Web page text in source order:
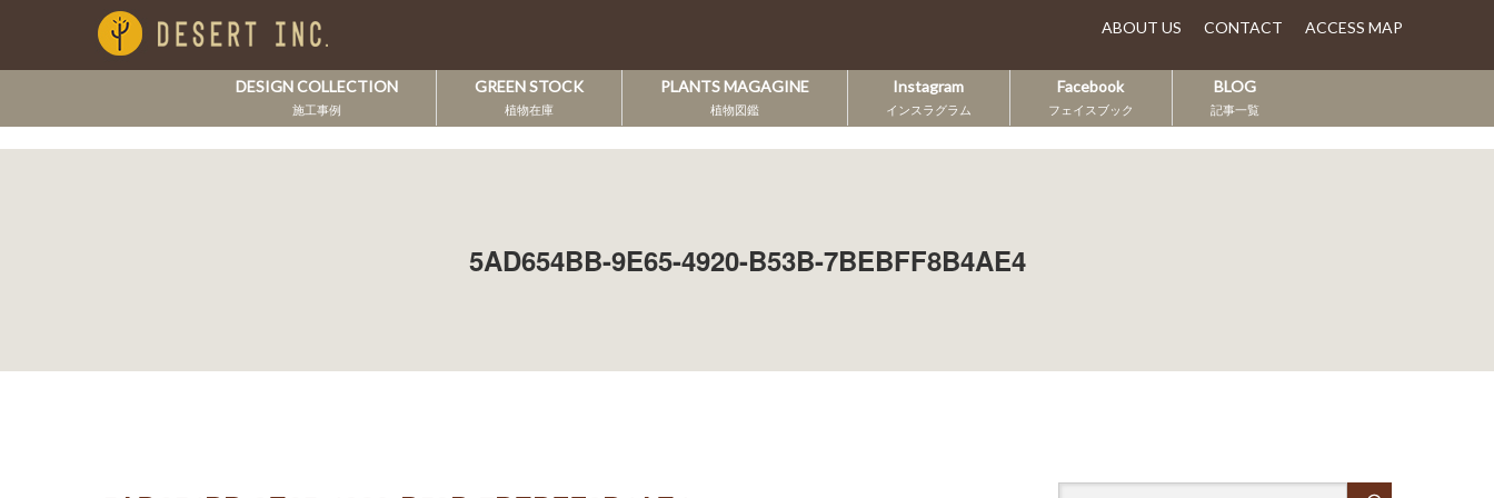
ABOUT US CONTACT ACCESS MAP
DESIGN COLLECTION
施工事例
GREEN STOCK
植物在庫
PLANTS MAGAGINE
植物図鑑
Instagram
インスラグラム
Facebook
フェイスブック
BLOG
記事一覧
5AD654BB-9E65-4920-B53B-7BEBFF8B4AE4